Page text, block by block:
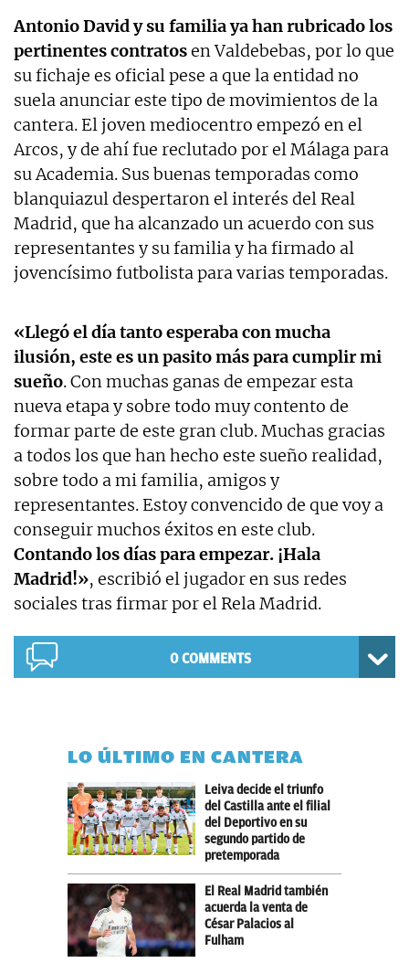
Antonio David y su familia ya han rubricado los
pertinentes contratosen Valdebebas, por lo que
su fichaje es oficial pese a que la entidad no
suela anunciar este tipo de movimientos de la
cantera. El joven mediocentro empezó en el
Arcos, y de ahí fue reclutado por el Málaga para
su Academia. Sus buenas temporadas como
blanquiazul despertaron el interés del Real
Madrid, que ha alcanzado un acuerdo con sus
representantes y su familia y ha firmado al
jovencísimo futbolista para varias temporadas.
«Llegó el día tanto esperaba con mucha
ilusión, este es un pasito más para cumplir mi
sueño. Con muchas ganas de empezar esta
nueva etapa y sobre todo muy contento de
formar parte de este gran club. Muchas gracias
a todos los que han hecho este sueño realidad,
sobre todo a mi familia, amigos y
representantes. Estoy convencido de que voy a
conseguir muchos éxitos en este club.
Contando los días para empezar. ¡Hala
Madrid!», escribió el jugador en sus redes
sociales tras firmar por el Rela Madrid.
0 COMMENTS
LO ÚLTIMO EN CANTERA
Leiva decide el triunfo
del Castilla ante el filial
del Deportivo en su
segundo partido de
pretemporada
El Real Madrid también
acuerda la venta de
César Palacios al
Fulham